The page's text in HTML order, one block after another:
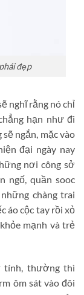
đẹp
nghĩ rằng nó chỉ
hạn như đi
ngắn, mặc vào
đại ngày nay
nơi công sở
ngố, quần sooc
chàng trai
áo cộc tay rồi xỏ
mạnh và trẻ
tính, thường thì
ôm sát vào đôi